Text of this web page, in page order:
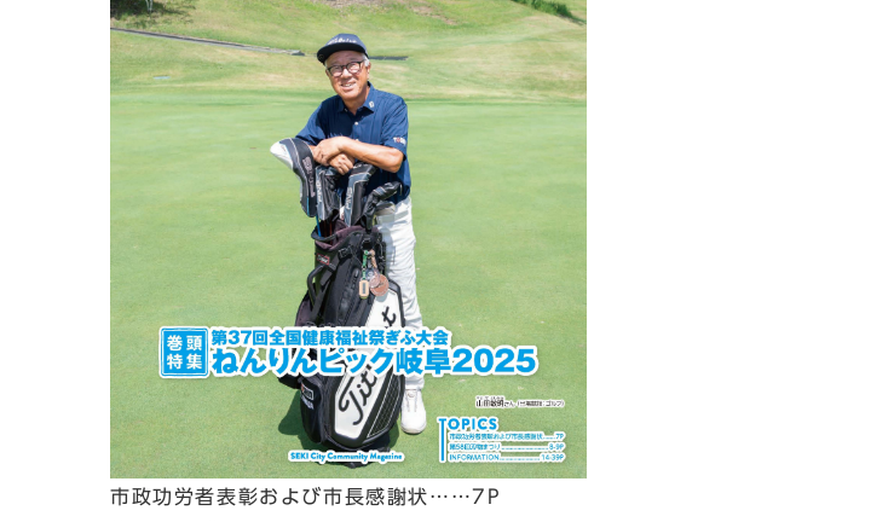
市政功労者表彰および市長感謝状……7P